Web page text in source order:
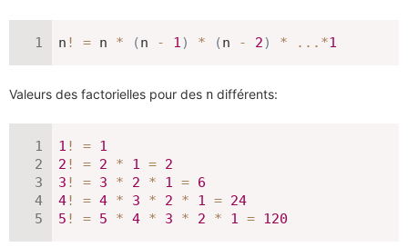
n ! = n * (n - 1) * (n - 2) * ... *1
Valeurs des factorielles pour des n différents:
1 ! = 1
2 ! = 2 * 1 = 2
3 ! = 3 * 2 * 1 = 6
4! = 4 * 3 * 2 * 1 = 24
5 ! = 5 * 4 * 3 * 2 * 1 = 120